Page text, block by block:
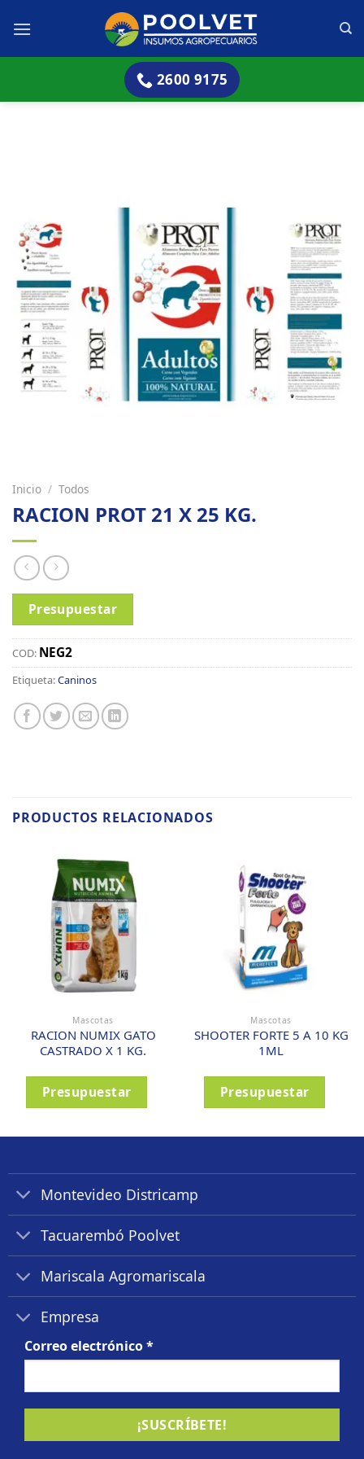
2600 9175
Inicio / Todos
RACION PROT 21 X 25 KG.
Presupuestar
COD: NEG2
Etiqueta:Caninos
PRODUCTOS RELACIONADOS
Mascotas
RACION NUMIX GATO
CASTRADO X 1 KG.
Presupuestar
Mascotas
SHOOTER FORTE 5 A 10 KG
1ML
Presupuestar
Montevideo Districamp
Tacuarembó Poolvet
Mariscala Agromariscala
Empresa
Correo electrónico*